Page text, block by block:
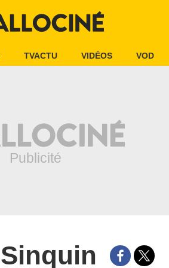
TVACTU VIDÉOS VOD